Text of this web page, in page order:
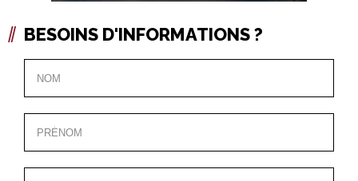
BESOINS D'INFORMATIONS ?